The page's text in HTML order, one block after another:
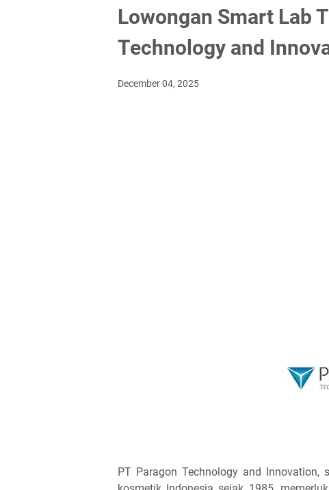
Lowongan Smart Lab
Technology and
December 04, 2025
PT Paragon Technology and